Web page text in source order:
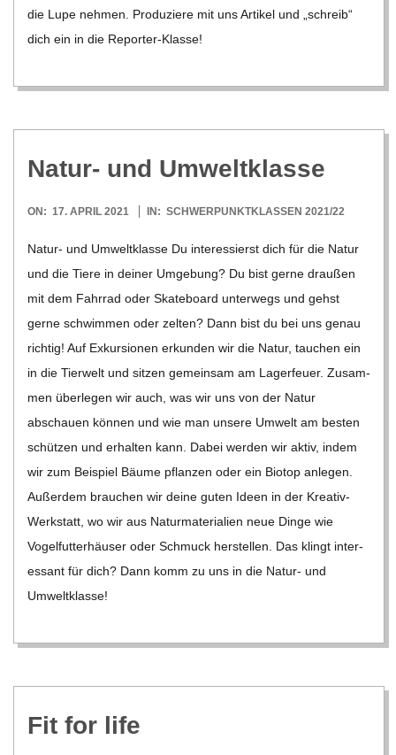
die Lupe neh­men. Pro­du­ziere mit uns Arti­kel und „schreib“
dich ein in die Repor­ter-Klasse!
Natur- und Umweltklasse
2021-
ON: 17. APRIL 2021 IN: SCHWERPUNKTKLASSEN 2021/22
Natur- und Umwelt­klasse Du inter­es­sierst dich für die Natur
und die Tiere in dei­ner Umge­bung? Du bist gerne drau­ßen
mit dem Fahr­rad oder Skate­board unter­wegs und gehst
gerne schwim­men oder zel­ten? Dann bist du bei uns genau
rich­tig! Auf Exkur­sio­nen erkun­den wir die Natur, tau­chen ein
in die Tier­welt und sit­zen gemein­sam am Lager­feuer. Zusam­
men über­le­gen wir auch, was wir uns von der Natur
abschauen kön­nen und wie man unsere Umwelt am bes­ten
schüt­zen und erhal­ten kann. Dabei wer­den wir aktiv, indem
wir zum Bei­spiel Bäume pflan­zen oder ein Bio­top anle­gen.
Außer­dem brau­chen wir deine guten Ideen in der Kre­a­­tiv-
Wer­k­statt, wo wir aus Natur­ma­te­ria­lien neue Dinge wie
Vogel­fut­ter­häu­ser oder Schmuck her­stel­len. Das klingt inter­
es­sant für dich? Dann komm zu uns in die Natur- und
Umwelt­klasse!
Fit for life